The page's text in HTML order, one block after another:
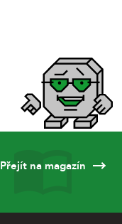
Přejít na magazín